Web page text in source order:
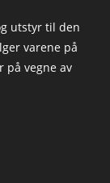
utstyr til den
varene på
på vegne av